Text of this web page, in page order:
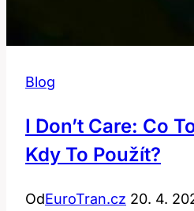
Blog
I Don’t Care: Co
Kdy To Použít?
OdEuroTran.cz 20. 4.